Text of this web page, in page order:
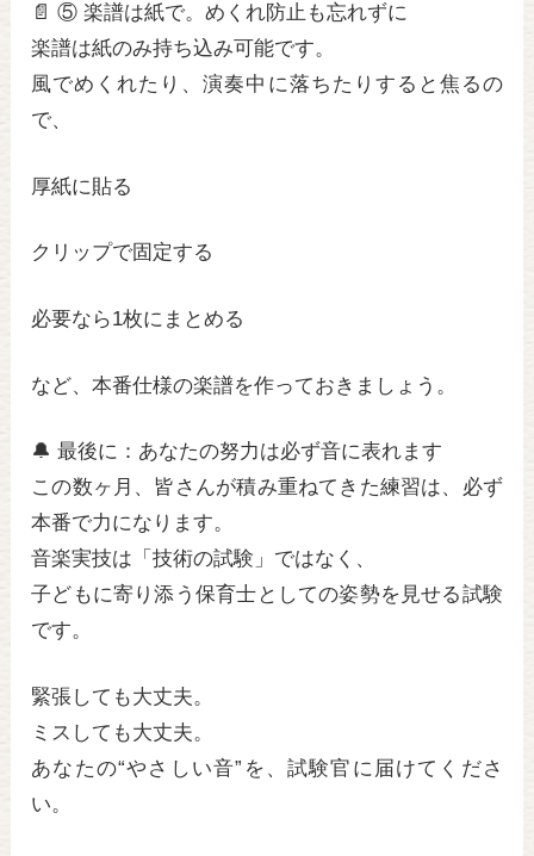
📄 ⑤ 楽譜は紙で。めくれ防止も忘れずに
楽譜は紙のみ持ち込み可能です。
風でめくれたり、演奏中に落ちたりすると焦るの
で、
厚紙に貼る
クリップで固定する
必要なら1枚にまとめる
など、本番仕様の楽譜を作っておきましょう。
🔔 最後に：あなたの努力は必ず音に表れます
この数ヶ月、皆さんが積み重ねてきた練習は、必ず
本番で力になります。
音楽実技は「技術の試験」ではなく、
子どもに寄り添う保育士としての姿勢を見せる試験
です。
緊張しても大丈夫。
ミスしても大丈夫。
あなたの“やさしい音”を、試験官に届けてくださ
い。